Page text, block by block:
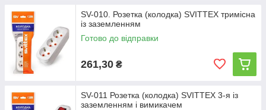
SV-010. Розетка (колодка) SVITTEX тримісна
із заземленням
Готово до відправки
261,30 ₴
SV-011 Розетка (колодка) SVITTEX 3-я із
заземленням і вимикачем